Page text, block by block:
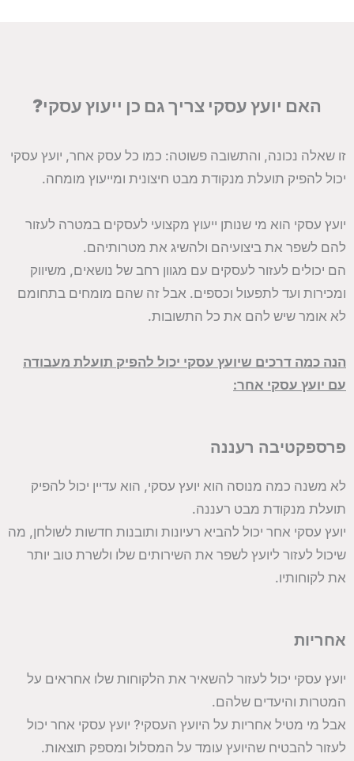
האם יועץ עסקי צריך גם כן ייעוץ עסקי?
זו שאלה נכונה, והתשובה פשוטה: כמו כל עסק אחר, יועץ עסקי
יכול להפיק תועלת מנקודת מבט חיצונית ומייעוץ מומחה.
יועץ עסקי הוא מי שנותן ייעוץ מקצועי לעסקים במטרה לעזור
להם לשפר את ביצועיהם ולהשיג את מטרותיהם.
הם יכולים לעזור לעסקים עם מגוון רחב של נושאים, משיווק
ומכירות ועד לתפעול וכספים. אבל זה שהם מומחים בתחומם
לא אומר שיש להם את כל התשובות.
הנה כמה דרכים שיועץ עסקי יכול להפיק תועלת מעבודה
עם יועץ עסקי אחר:
פרספקטיבה רעננה
לא משנה כמה מנוסה הוא יועץ עסקי, הוא עדיין יכול להפיק
תועלת מנקודת מבט רעננה.
יועץ עסקי אחר יכול להביא רעיונות ותובנות חדשות לשולחן, מה
שיכול לעזור ליועץ לשפר את השירותים שלו ולשרת טוב יותר
את לקוחותיו.
אחריות
יועץ עסקי יכול לעזור להשאיר את הלקוחות שלו אחראים על
המטרות והיעדים שלהם.
אבל מי מטיל אחריות על היועץ העסקי? יועץ עסקי אחר יכול
לעזור להבטיח שהיועץ עומד על המסלול ומספק תוצאות.